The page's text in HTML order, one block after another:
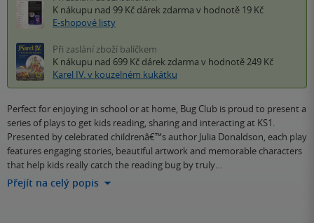
K nákupu nad 99 Kč dárek zdarma v hodnotě 19 Kč
E-shopové listy
Při zaslání zboží balíčkem
K nákupu nad 699 Kč dárek zdarma v hodnotě 249 Kč
Karel IV. v kouzelném kukátku
Perfect for enjoying in school or at home, Bug Club is proud to present a
series of plays to get kids reading, sharing and interacting at KS1.
Presented by celebrated childrenâ€™s author Julia Donaldson, each play
features engaging stories, beautiful artwork and memorable characters
that help kids really catch the reading bug by truly…
Přejít na celý popis